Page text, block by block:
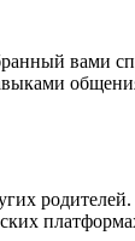
вами